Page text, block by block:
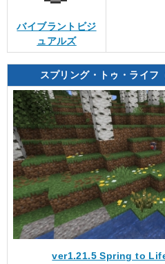
バイブラントビジ
ュアルズ
スプリング・トゥ・ライフ
ver1.21.5 Spring to